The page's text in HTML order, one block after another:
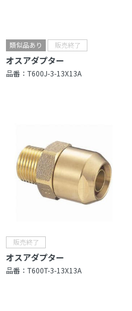
オスアダプター
品番：T600J-3-13X13A
オスアダプター
品番：T600T-3-13X13A